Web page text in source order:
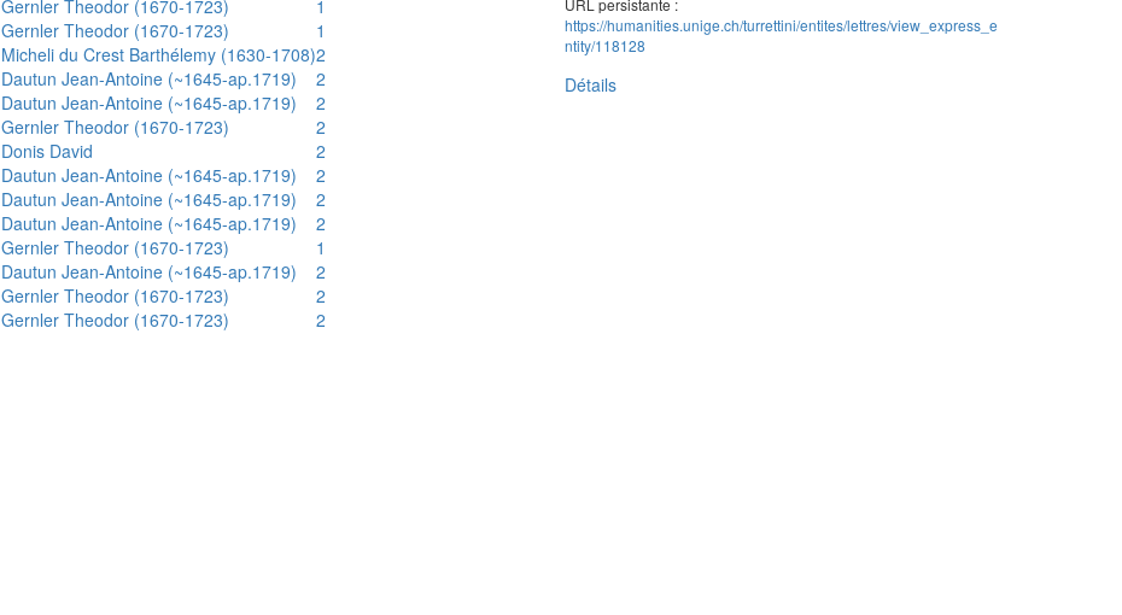
Gernler Theodor (1670-1723)
1
Gernler Theodor (1670-1723)
1
Micheli du Crest Barthélemy (1630-1708)2
Dautun Jean-Antoine (~1645-ap.1719)
2
Dautun Jean-Antoine (~1645-ap.1719)
2
Gernler Theodor (1670-1723)
2
Donis David
2
Dautun Jean-Antoine (~1645-ap.1719)
2
Dautun Jean-Antoine (~1645-ap.1719)
2
Dautun Jean-Antoine (~1645-ap.1719)
2
Gernler Theodor (1670-1723)
1
Dautun Jean-Antoine (~1645-ap.1719)
2
Gernler Theodor (1670-1723)
2
Gernler Theodor (1670-1723)
2
https://humanities.unige.ch/turrettini/entites/lettres/view_express_e
ntity/118128
Détails